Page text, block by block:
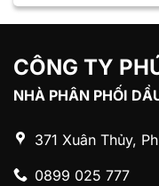
CÔNG TY
NHÀ PHÂN PHỐI
371 Xuân Thủy,
0899 025 777